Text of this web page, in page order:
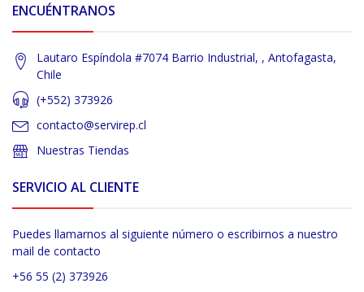
ENCUÉNTRANOS
Lautaro Espíndola #7074 Barrio Industrial, , Antofagasta,
Chile
(+552) 373926
contacto@servirep.cl
Nuestras Tiendas
SERVICIO AL CLIENTE
Puedes llamarnos al siguiente número o escribirnos a nuestro
mail de contacto
+56 55 (2) 373926